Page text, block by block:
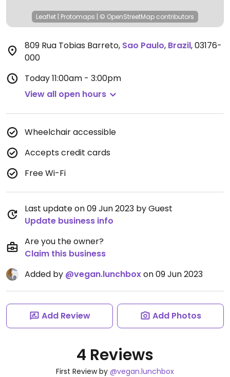
Leaflet | Protomaps | © OpenStreetMap contributors
809 Rua Tobias Barreto, Sao Paulo, Brazil,03176-
000
Today11:00am - 3:00pm
View all open hours
Wheelchair accessible
Accepts credit cards
Free Wi-Fi
Last update on 09 Jun 2023 by Guest
Update business info
Are you the owner?
Claim this business
Added by @vegan.lunchboxon 09 Jun 2023
Add Review Add Photos
4 Reviews
First Review by @vegan.lunchbox